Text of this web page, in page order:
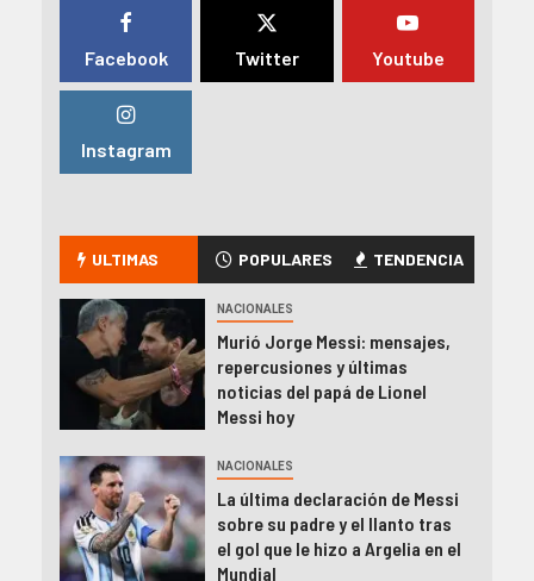
Facebook Twitter Youtube
Instagram
ULTIMAS POPULARES TENDENCIA
NACIONALES
Murió Jorge Messi: mensajes,
repercusiones y últimas
noticias del papá de Lionel
Messi hoy
NACIONALES
La última declaración de Messi
sobre su padre y el llanto tras
el gol que le hizo a Argelia en el
Mundial